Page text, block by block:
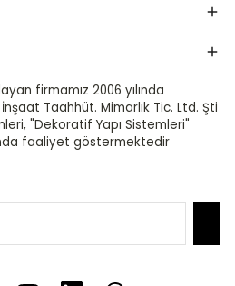
firmamız 2006 yılında
Taahhüt. Mimarlık Tic. Ltd. Şti
"Dekoratif Yapı Sistemleri"
faaliyet göstermektedir